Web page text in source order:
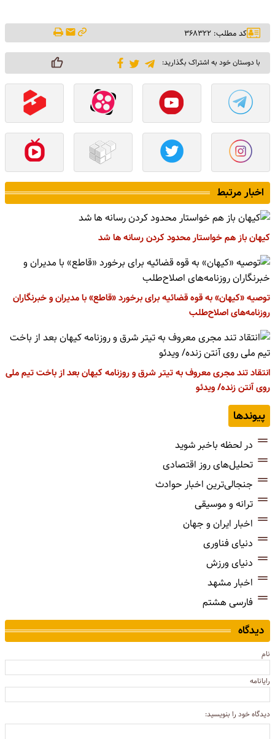
کد مطلب: ۳۶۸۳۲۲
با دوستان خود به اشتراک بگذارید:
اخبار مرتبط
کیهان باز هم خواستار محدود کردن رسانه ها شد
توصیه «کیهان» به قوه قضائیه برای برخورد «قاطع» با مدیران و خبرنگاران
روزنامه‌های اصلاح‌طلب
انتقاد تند مجری معروف به تیتر شرق و روزنامه کیهان بعد از باخت تیم ملی
روی آنتن زنده/ ویدئو
پیوندها
در لحظه باخبر شوید
تحلیل‌های روز اقتصادی
جنجالی‌ترین اخبار حوادث
ترانه و موسیقی
اخبار ایران و جهان
دنیای فناوری
دنیای ورزش
اخبار مشهد
فارسی هشتم
دیدگاه
نام
رایانامه
دیدگاه خود را بنویسید: